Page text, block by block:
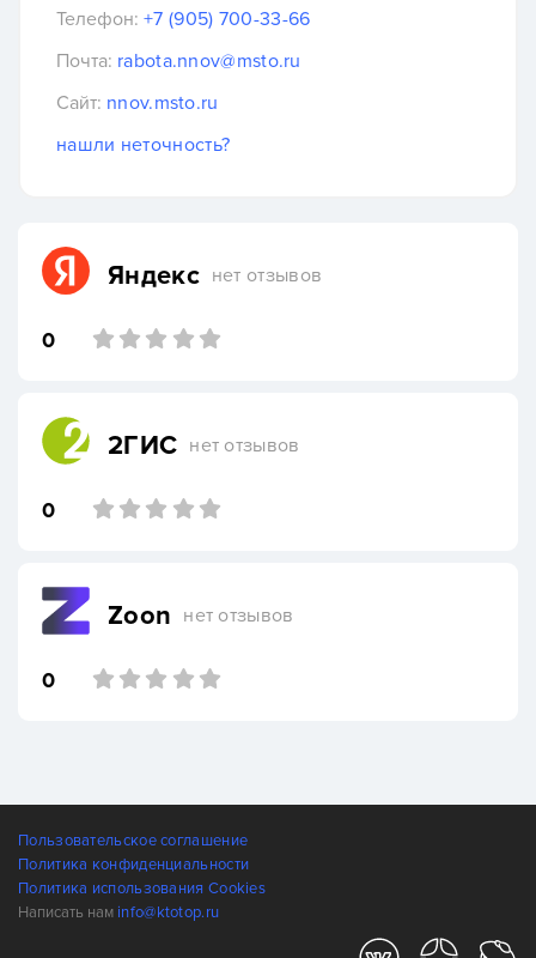
Телефон: +7 (905) 700-33-66
Почта: rabota.nnov@msto.ru
Сайт: nnov.msto.ru
нашли неточность?
Яндекс нет отзывов
0
2ГИС нет отзывов
0
Zoon нет отзывов
0
Пользовательское соглашение
Политика конфиденциальности
Политика использования Cookies
Написать нам info@ktotop.ru